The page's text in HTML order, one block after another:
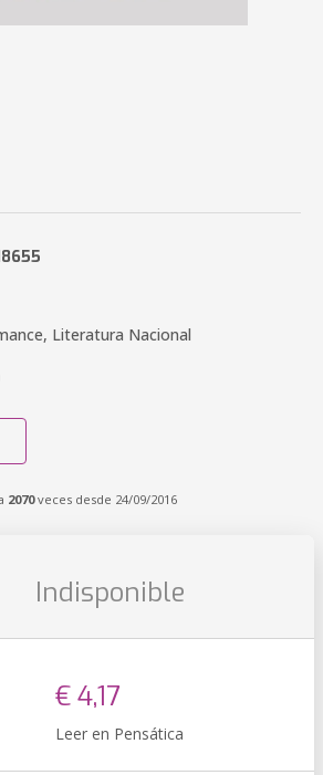
Literatura Nacional
2070veces desde 24/09/2016
Indisponible
€ 4,17
Leer en Pensática